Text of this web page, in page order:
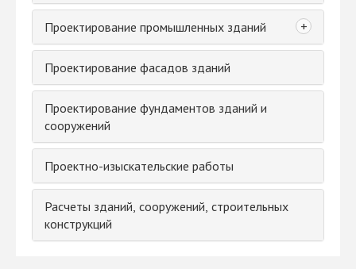
Проектирование промышленных зданий +
Проектирование фасадов зданий
Проектирование фундаментов зданий и
сооружений
Проектно-изыскательские работы
Расчеты зданий, сооружений, строительных
конструкций